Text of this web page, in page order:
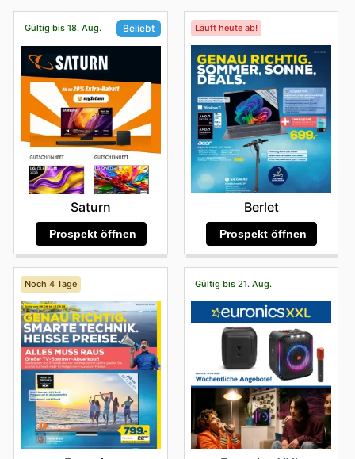
Gültig bis 18. Aug. Beliebt
Saturn
Prospekt öffnen
Läuft heute ab!
Berlet
Prospekt öffnen
Noch 4 Tage Gültig bis 21. Aug.